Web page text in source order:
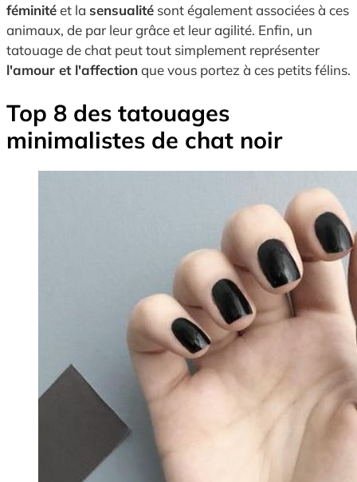
féminitéet la sensualité sont également associées à ces
animaux, de par leur grâce et leur agilité. Enfin, un
tatouage de chat peut tout simplement représenter
l'amour et l'affectionque vous portez à ces petits félins.
Top 8 des tatouages
minimalistes de chat noir